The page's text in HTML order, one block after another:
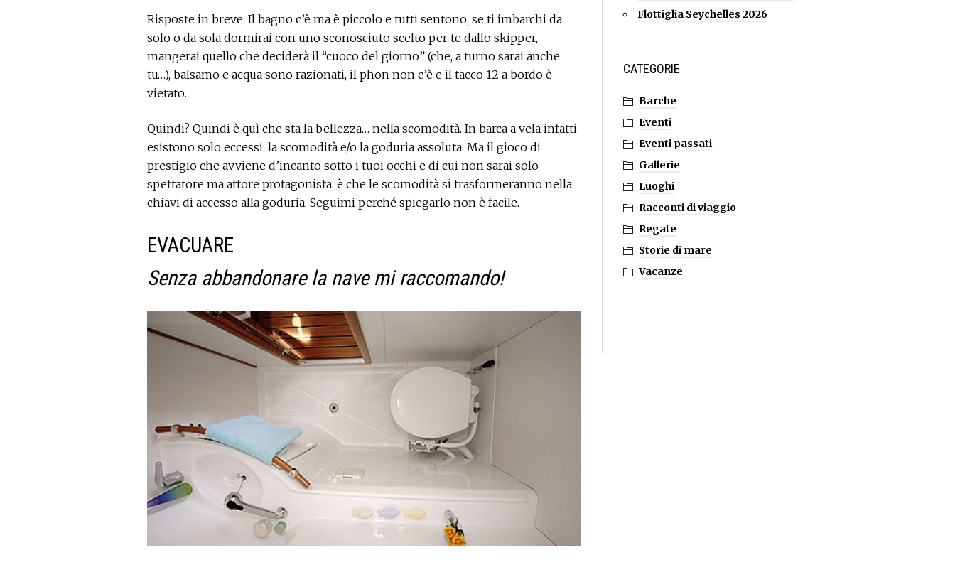
Risposte in breve: Il bagno c’è ma è piccolo e tutti sentono, se ti imbarchi da
solo o da sola dormirai con uno sconosciuto scelto per te dallo skipper,
mangerai quello che deciderà il “cuoco del giorno” (che, a turno sarai anche
tu…), balsamo e acqua sono razionati, il phon non c’è e il tacco 12 a bordo è
vietato.
Quindi? Quindi è quì che sta la bellezza… nella scomodità. In barca a vela infatti
esistono solo eccessi: la scomodità e/o la goduria assoluta. Ma il gioco di
prestigio che avviene d’incanto sotto i tuoi occhi e di cui non sarai solo
spettatore ma attore protagonista, è che le scomodità si trasformeranno nella
chiavi di accesso alla goduria. Seguimi perché spiegarlo non è facile.
EVACUARE
Senza abbandonare la nave mi raccomando!
Flottiglia Seychelles 2026
CATEGORIE
Barche
Eventi
Eventi passati
Gallerie
Luoghi
Racconti di viaggio
Regate
Storie di mare
Vacanze